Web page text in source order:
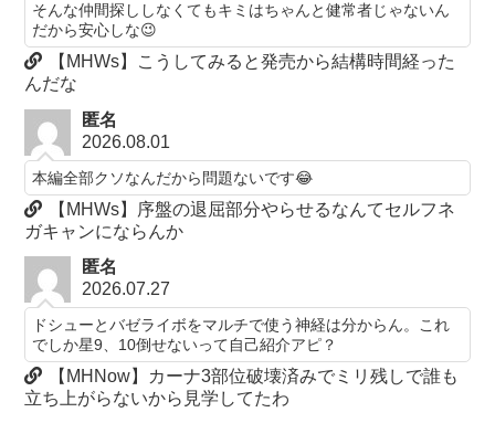
そんな仲間探ししなくてもキミはちゃんと健常者じゃないん
だから安心しな😉
【MHWs】こうしてみると発売から結構時間経った
んだな
匿名
2026.08.01
本編全部クソなんだから問題ないです😂
【MHWs】序盤の退屈部分やらせるなんてセルフネ
ガキャンにならんか
匿名
2026.07.27
ドシューとバゼライボをマルチで使う神経は分からん。これ
でしか星9、10倒せないって自己紹介アピ？
【MHNow】カーナ3部位破壊済みでミリ残しで誰も
立ち上がらないから見学してたわ